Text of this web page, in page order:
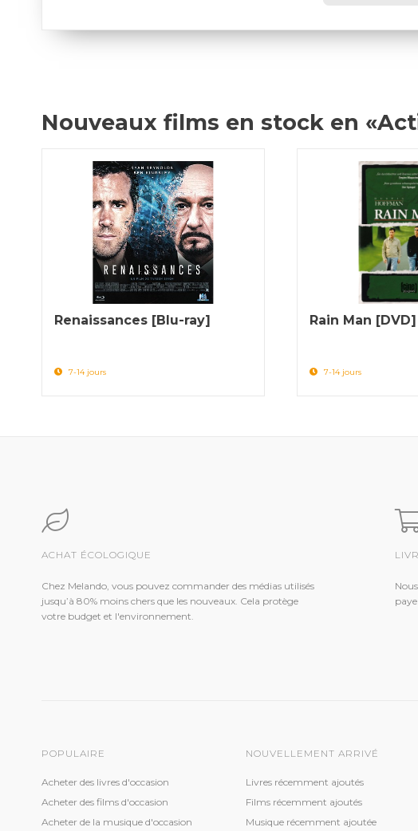
Nouveaux films en stock en
Renaissances [Blu-ray]
7-14 jours
Rain Man [DVD]
7-14 jours
ACHAT ÉCOLOGIQUE
Chez Melando, vous pouvez commander des médias utilisés
jusqu’à 80% moins chers que les nouveaux. Cela protège
votre budget et l'environnement.
POPULAIRE
Acheter des livres d'occasion
Acheter des films d'occasion
Acheter de la musique d'occasion
NOUVELLEMENT ARRIVÉ
Livres récemment ajoutés
Films récemment ajoutés
Musique récemment ajoutée